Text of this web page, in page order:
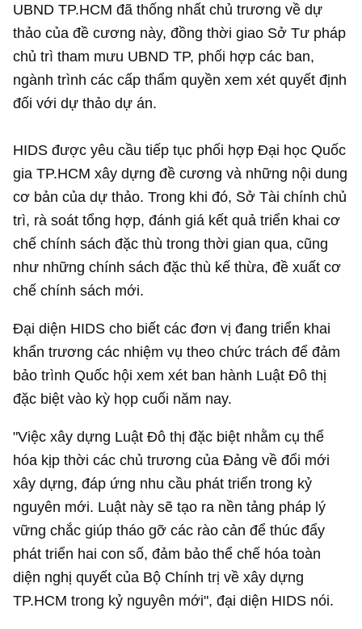
UBND TP.HCM đã thống nhất chủ trương về dự
thảo của đề cương này, đồng thời giao Sở Tư pháp
chủ trì tham mưu UBND TP, phối hợp các ban,
ngành trình các cấp thẩm quyền xem xét quyết định
đối với dự thảo dự án.
HIDS được yêu cầu tiếp tục phối hợp Đại học Quốc
gia TP.HCM xây dựng đề cương và những nội dung
cơ bản của dự thảo. Trong khi đó, Sở Tài chính chủ
trì, rà soát tổng hợp, đánh giá kết quả triển khai cơ
chế chính sách đặc thù trong thời gian qua, cũng
như những chính sách đặc thù kế thừa, đề xuất cơ
chế chính sách mới.
Đại diện HIDS cho biết các đơn vị đang triển khai
khẩn trương các nhiệm vụ theo chức trách để đảm
bảo trình Quốc hội xem xét ban hành Luật Đô thị
đặc biệt vào kỳ họp cuối năm nay.
"Việc xây dựng Luật Đô thị đặc biệt nhằm cụ thể
hóa kịp thời các chủ trương của Đảng về đổi mới
xây dựng, đáp ứng nhu cầu phát triển trong kỷ
nguyên mới. Luật này sẽ tạo ra nền tảng pháp lý
vững chắc giúp tháo gỡ các rào cản để thúc đẩy
phát triển hai con số, đảm bảo thể chế hóa toàn
diện nghị quyết của Bộ Chính trị về xây dựng
TP.HCM trong kỷ nguyên mới", đại diện HIDS nói.